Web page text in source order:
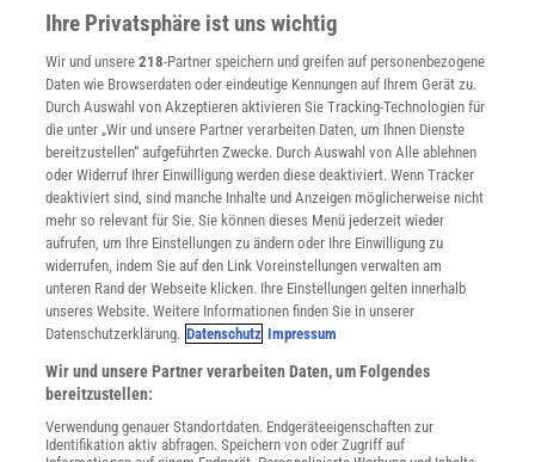
Forschungsmonster
Atombombe
| Seltsame Kristalle in den Trümmern des ersten
Atomwaffentests gefunden
Skyrmionen und Spintronik| Rechnen wir bald mit Skyrmionen
statt Elektronen?
Schlichting!| Ohne Rühren zur perfekten Mischung
Kernenergie mit Small Modular Reactors| Großes Hoffen auf die
kleinen Reaktoren
Aperiodische Muster| Ist das Universum ein Quasikristall?
Ihre Privatsphäre ist uns wichtig
Wir und unsere218-Partner speichern und greifen auf personenbezogene
Daten wie Browserdaten oder eindeutige Kennungen auf Ihrem Gerät zu.
Durch Auswahl von Akzeptieren aktivieren Sie Tracking-Technologien für
die unter „Wir und unsere Partner verarbeiten Daten, um Ihnen Dienste
bereitzustellen“ aufgeführten Zwecke. Durch Auswahl von Alle ablehnen
oder Widerruf Ihrer Einwilligung werden diese deaktiviert. Wenn Tracker
deaktiviert sind, sind manche Inhalte und Anzeigen möglicherweise nicht
mehr so relevant für Sie. Sie können dieses Menü jederzeit wieder
aufrufen, um Ihre Einstellungen zu ändern oder Ihre Einwilligung zu
widerrufen, indem Sie auf den Link Voreinstellungen verwalten am
unteren Rand der Webseite klicken. Ihre Einstellungen gelten innerhalb
unseres Website. Weitere Informationen finden Sie in unserer
Datenschutzerklärung. Datenschutz Impressum
Wir und unsere Partner verarbeiten Daten, um Folgendes
bereitzustellen:
Verwendung genauer Standortdaten. Endgeräteeigenschaften zur
Identifikation aktiv abfragen. Speichern von oder Zugriff auf